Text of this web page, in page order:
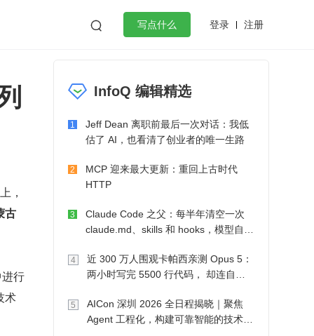
 写点什么 登录 注册
微服务架构 flutter
，
古
行
术
InfoQ 编辑精选
1
Jeff Dean 离职前最后一次对话：我低
估了 AI，也看清了创业者的唯一生路
2
MCP 迎来最大更新：重回上古时代
HTTP
3
Claude Code 之父：每半年清空一次
claude.md、skills 和 hooks，模型自己
4
近 300 万人围观卡帕西亲测 Opus 5：
两小时写完 5500 行代码， 却连自己
5
AICon 深圳 2026 全日程揭晓｜聚焦
Agent 工程化，构建可靠智能的技术路